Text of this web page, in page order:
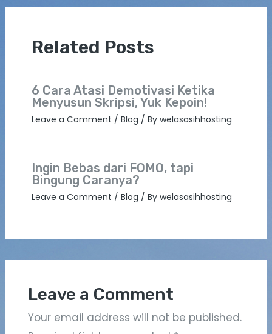
Related Posts
6 Cara Atasi Demotivasi Ketika
Menyusun Skripsi, Yuk Kepoin!
Leave a Comment / Blog / By welasasihhosting
Ingin Bebas dari FOMO, tapi
Bingung Caranya?
Leave a Comment / Blog / By welasasihhosting
Leave a Comment
Your email address will not be published.